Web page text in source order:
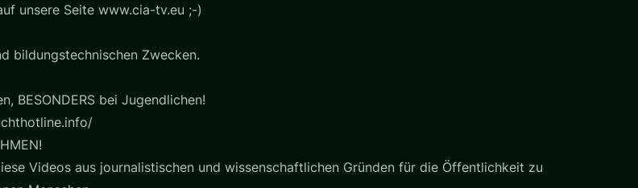
unsere Seite www.cia-tv.eu ;-)
bildungstechnischen Zwecken.
BESONDERS bei Jugendlichen!
Videos aus journalistischen und wissenschaftlichen Gründen für die Öffentlichkeit zu